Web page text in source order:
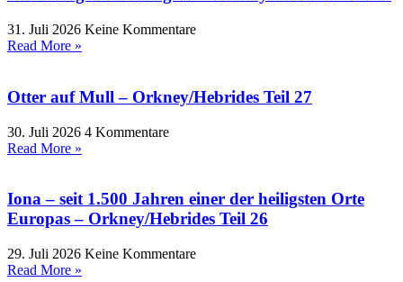
31. Juli 2026 Keine Kommentare
Read More »
Otter auf Mull – Orkney/Hebrides Teil 27
30. Juli 2026 4 Kommentare
Read More »
Iona – seit 1.500 Jahren einer der heiligsten Orte
Europas – Orkney/Hebrides Teil 26
29. Juli 2026 Keine Kommentare
Read More »